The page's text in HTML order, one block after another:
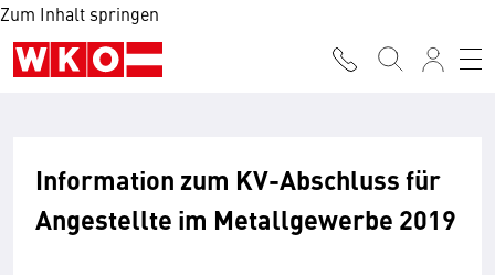
Zum Inhalt springen
Information zum KV-Abschluss für
Angestellte im Metallgewerbe 2019